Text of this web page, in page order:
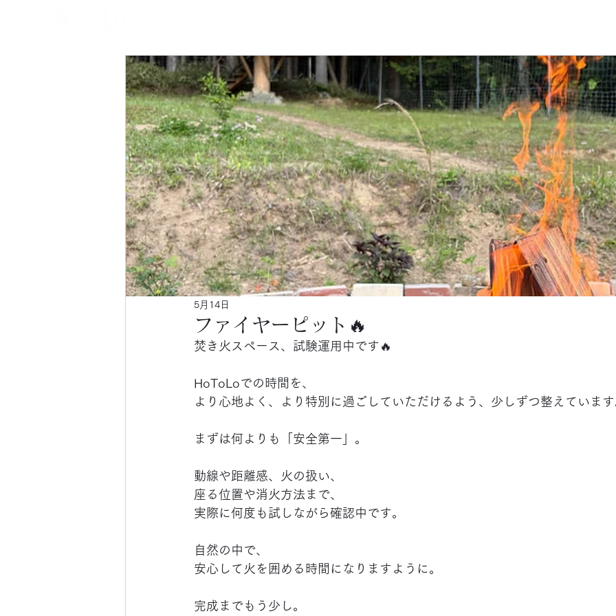
ファイヤーピット🔥
5月14日
焚き火スペース、試験運用中です🔥
HoToLoでの時間を、
より心地よく、より特別に過ごしていただけるよう、少しずつ整えていま
まずは何よりも「安全第一」。
動線や距離感、火の扱い、
座る位置や消火方法まで、
実際に何度も試しながら確認中です。
自然の中で、
安心して火を囲める時間になりますように。
完成までもう少し。